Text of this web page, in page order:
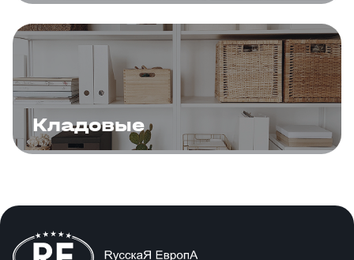
Кладовые